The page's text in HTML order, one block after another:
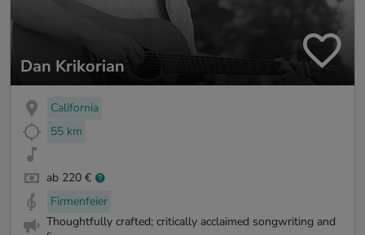
Dan Krikorian
California
55 km
ab 220 €
Firmenfeier
Thoughtfully crafted; critically acclaimed songwriting and